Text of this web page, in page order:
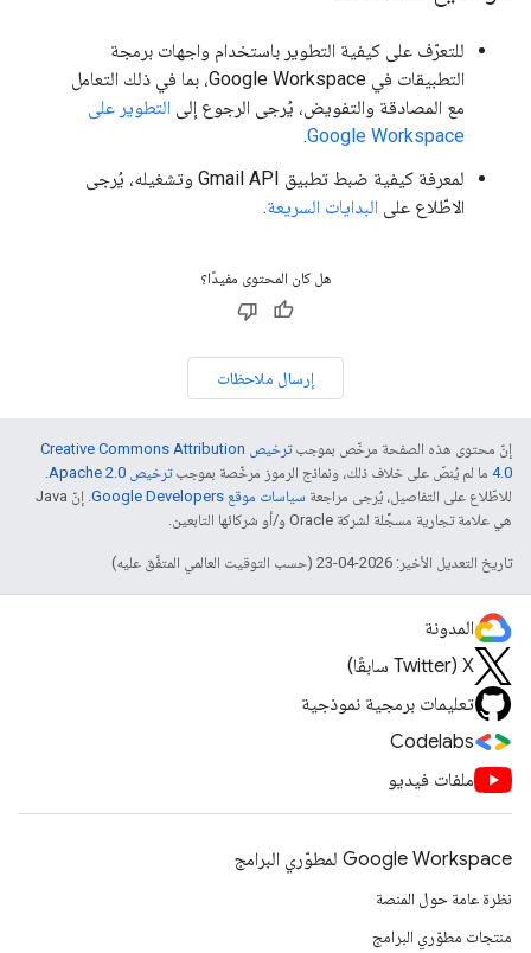
للتعرّف على كيفية التطوير باستخدام واجهات برمجة
التطبيقات في Google Workspace، بما في ذلك التعامل
مع المصادقة والتفويض، يُرجى الرجوع إلى التطوير على
Google Workspace
.
لمعرفة كيفية ضبط تطبيق Gmail API وتشغيله، يُرجى
الاطّلاع على البدايات السريعة.
هل كان المحتوى مفيدًا؟
إرسال ملاحظات
إنّ محتوى هذه الصفحة مرخّص بموجب
ترخيص Creative Commons Attribution
4.0‏ ما لم يُنصّ على خلاف ذلك، ونماذج الرموز مرخّصة بموجبترخيص Apache 2.0‏
.
للاطّلاع على التفاصيل، يُرجى مراجعة سياسات موقع Google Developers‏
. إنّ Java
هي علامة تجارية مسجَّلة لشركة Oracle و/أو شركائها التابعين.
تاريخ التعديل الأخير: 2026-04-23 (حسب التوقيت العالمي المتفَّق عليه)
المدونة
‫X ‏(Twitter سابقًا)
تعليمات برمجية نموذجية
Codelabs
ملفات فيديو
Google Workspace لمطوّري البرامج
نظرة عامة حول المنصة
منتجات مطوّري البرامج